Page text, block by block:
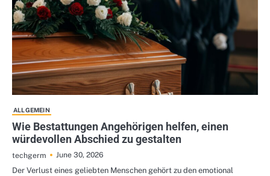
ALLGEMEIN
Wie Bestattungen Angehörigen helfen, einen
würdevollen Abschied zu gestalten
techgerm
June 30, 2026
Der Verlust eines geliebten Menschen gehört zu den emotional